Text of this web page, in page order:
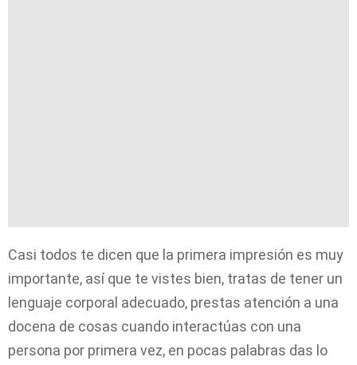
Casi todos te dicen que la primera impresión es muy
importante, así que te vistes bien, tratas de tener un
lenguaje corporal adecuado, prestas atención a una
docena de cosas cuando interactúas con una
persona por primera vez, en pocas palabras das lo